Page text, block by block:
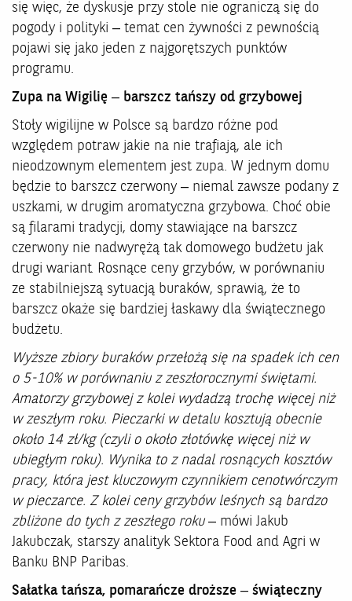
się więc, że dyskusje przy stole nie ograniczą się do
pogody i polityki – temat cen żywności z pewnością
pojawi się jako jeden z najgorętszych punktów
programu.
Zupa na Wigilię – barszcz tańszy od grzybowej
Stoły wigilijne w Polsce są bardzo różne pod
względem potraw jakie na nie trafiają, ale ich
nieodzownym elementem jest zupa. W jednym domu
będzie to barszcz czerwony – niemal zawsze podany z
uszkami, w drugim aromatyczna grzybowa. Choć obie
są filarami tradycji, domy stawiające na barszcz
czerwony nie nadwyrężą tak domowego budżetu jak
drugi wariant. Rosnące ceny grzybów, w porównaniu
ze stabilniejszą sytuacją buraków, sprawią, że to
barszcz okaże się bardziej łaskawy dla świątecznego
budżetu.
Wyższe zbiory buraków przełożą się na spadek ich cen
o 5-10% w porównaniu z zeszłorocznymi świętami.
Amatorzy grzybowej z kolei wydadzą trochę więcej niż
w zeszłym roku. Pieczarki w detalu kosztują obecnie
około 14 zł/kg (czyli o około złotówkę więcej niż w
ubiegłym roku). Wynika to z nadal rosnących kosztów
pracy, która jest kluczowym czynnikiem cenotwórczym
w pieczarce. Z kolei ceny grzybów leśnych są bardzo
zbliżone do tych z zeszłego roku– mówi Jakub
Jakubczak, starszy analityk Sektora Food and Agri w
Banku BNP Paribas.
Sałatka tańsza, pomarańcze droższe – świąteczny